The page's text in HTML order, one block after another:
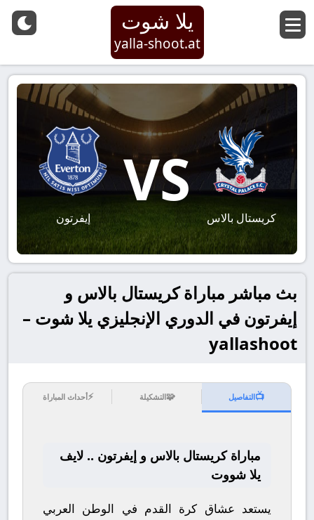
يلا شوت
yalla-shoot.at
كريستال بالاس
VS
إيفرتون
بث مباشر مباراة كريستال بالاس و
إيفرتون في الدوري الإنجليزي يلا شوت –
yallashoot
📺التفاصيل 🧩التشكيلة ⚡أحداث المباراة
مباراة كريستال بالاس و إيفرتون .. لايف
يلا شووت
يستعد عشاق كرة القدم في الوطن العربي